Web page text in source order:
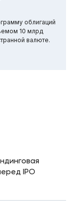
облигаций
10 млрд
валюте.
IPO